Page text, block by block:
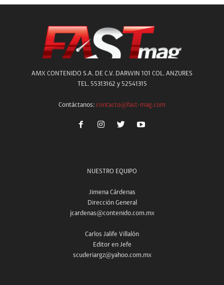
AMX CONTENIDO S.A. DE C.V. DARWIN 101 COL. ANZURES
TEL. 55313162 y 52541315
Contáctanos: contacto@fast-mag.com
NUESTRO EQUIPO
Jimena Cárdenas
Dirección General
jcardenas@contenido.com.mx
Carlos Jalife Villalón
Editor en Jefe
scuderiargz@yahoo.com.mx